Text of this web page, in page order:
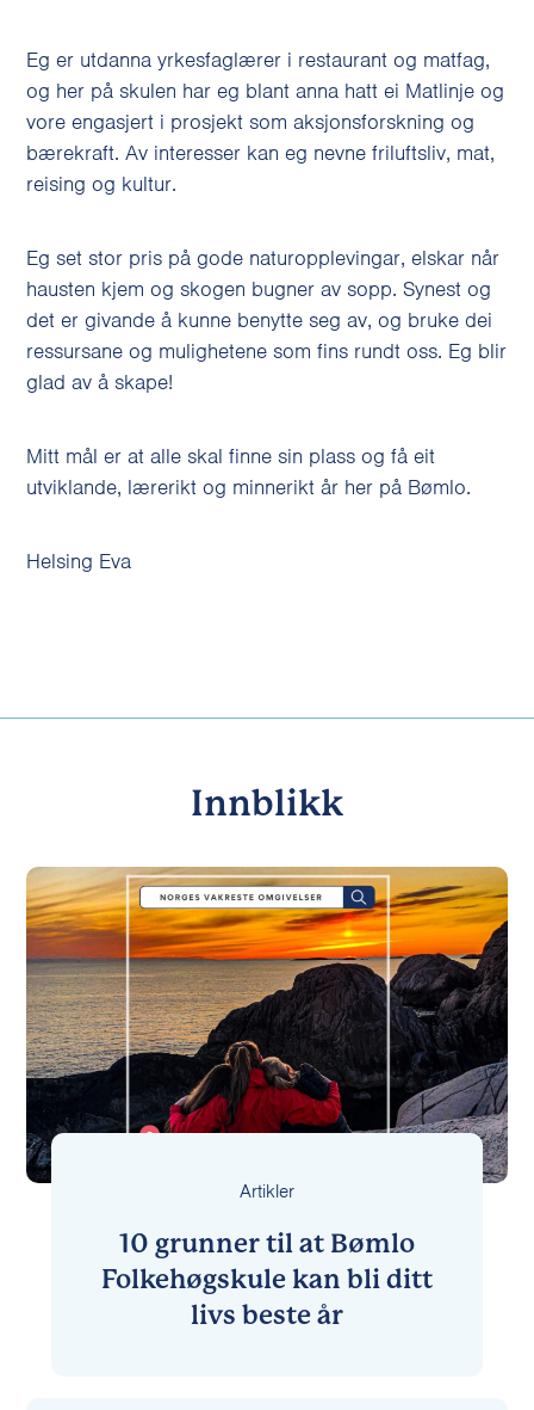
Eg er utdanna yrkesfaglærer i restaurant og matfag,
og her på skulen har eg blant anna hatt ei Matlinje og
vore engasjert i prosjekt som aksjonsforskning og
bærekraft. Av interesser kan eg nevne friluftsliv, mat,
reising og kultur.
Eg set stor pris på gode naturopplevingar, elskar når
hausten kjem og skogen bugner av sopp. Synest og
det er givande å kunne benytte seg av, og bruke dei
ressursane og mulighetene som fins rundt oss. Eg blir
glad av å skape!
Mitt mål er at alle skal finne sin plass og få eit
utviklande, lærerikt og minnerikt år her på Bømlo.
Helsing Eva
Innblikk
Artikler
10 grunner til at Bømlo
Folkehøgskule kan bli ditt
livs beste år